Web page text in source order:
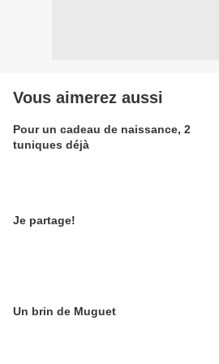
Vous aimerez aussi
Pour un cadeau de naissance, 2
tuniques déjà
Je partage!
Un brin de Muguet